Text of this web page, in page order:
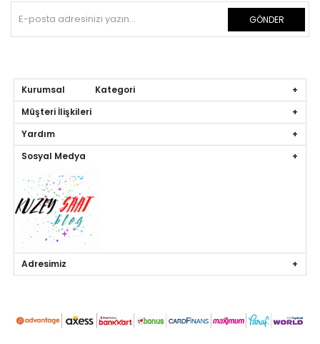
GÖNDER
Kurumsal Kategori
Müşteri İlişkileri
Yardım
Sosyal Medya
Adresimiz